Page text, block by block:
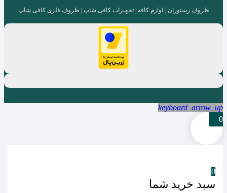
ظروف رستوران | لوازم کافه | تجهیزات کافی شاپ | ظروف فلزی کافی شاپ
keyboard_arrow_up
0
0
سبد خرید شما